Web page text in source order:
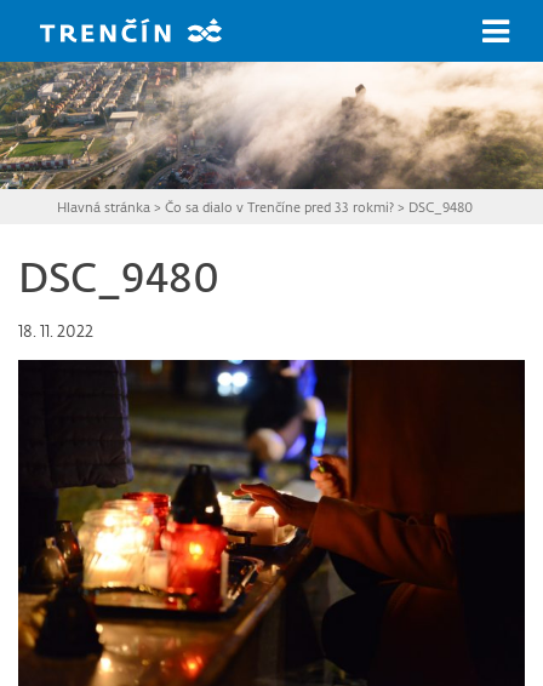
Hlavná stránka > Čo sa dialo v Trenčíne pred 33 rokmi?> DSC_9480
DSC_9480
18. 11. 2022